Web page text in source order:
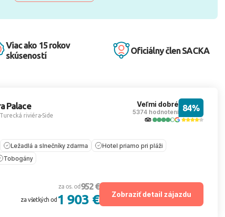
Viac ako 15 rokov
skúseností
Oficiálny člen SACKA
Palace
riviéraSide
Veľmi dobré
5374 hodnotení 84%
Ležadlá a slnečníky zdarma
Hotel priamo pri pláži
Tobogány
za os. od 952 €
za všetkých od 1 903 € Zobraziť detail zájazdu